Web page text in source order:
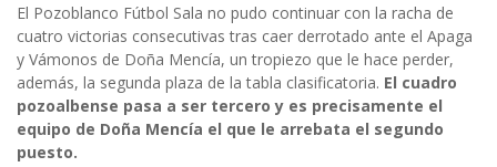
El Pozoblanco Fútbol Sala no pudo continuar con la racha de
cuatro victorias consecutivas tras caer derrotado ante el Apaga
y Vámonos de Doña Mencía, un tropiezo que le hace perder,
además, la segunda plaza de la tabla clasificatoria. El cuadro
pozoalbense pasa a ser tercero y es precisamente el
equipo de Doña Mencía el que le arrebata el segundo
puesto.